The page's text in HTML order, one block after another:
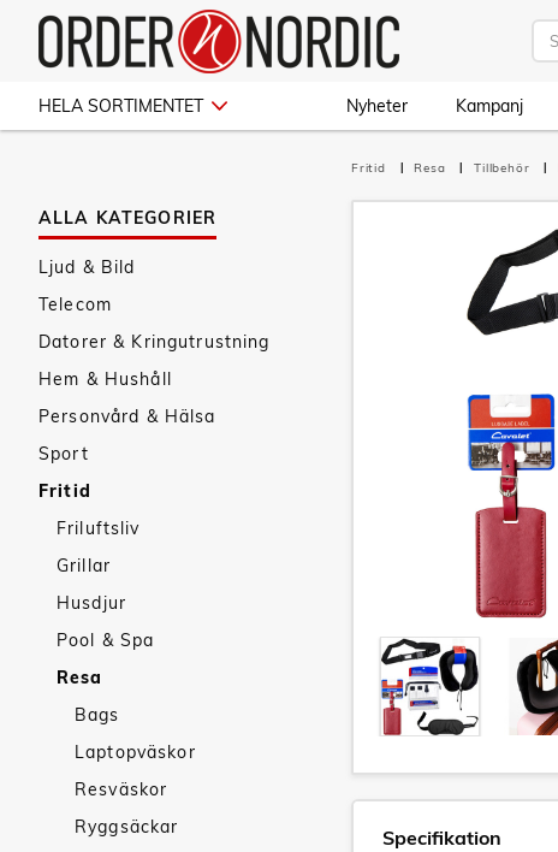
HELA SORTIMENTET Nyheter Kampanj
ALLA KATEGORIER
Ljud & Bild
Telecom
Datorer & Kringutrustning
Hem & Hushåll
Personvård & Hälsa
Sport
Fritid
Friluftsliv
Grillar
Husdjur
Pool & Spa
Resa
Bags
Laptopväskor
Resväskor
Ryggsäckar
Fritid Resa Tillbehör
Specifikation